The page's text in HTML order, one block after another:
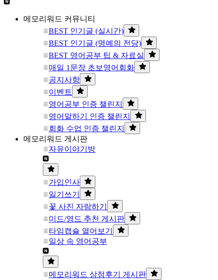
메모리워드 커뮤니티
BEST 인기글 (실시간)
BEST 인기글 (명예의 전당)
BEST 영어공부 팁 & 자료실
매일 1문장 초보영어회화
공지사항
이벤트
영어공부 인증 챌린지
영어말하기 인증 챌린지
회화 수업 인증 챌린지
메모리워드 게시판
자유이야기방
가입인사
일기쓰기
꽃 사진 자랑하기
미드/영드 추천 게시판
타임캡슐 열어보기
일상 속 영어공부
메모리워드 상점후기 게시판